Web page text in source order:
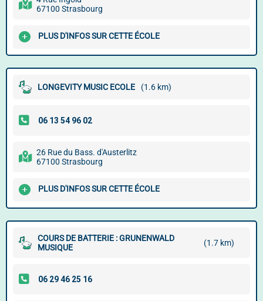
67100 Strasbourg
PLUS D'INFOS SUR CETTE ÉCOLE
LONGEVITY MUSIC ECOLE (1.6 km)
26 Rue du Bass. d'Austerlitz
67100 Strasbourg
PLUS D'INFOS SUR CETTE ÉCOLE
COURS DE BATTERIE : GRUNENWALD
MUSIQUE
(1.7 km)